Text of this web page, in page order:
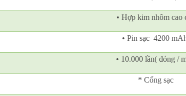
• Hợp kim nhôm cao
• Pin sạc 4200
• 10.000 lần( đóng /
* Cổng sạc